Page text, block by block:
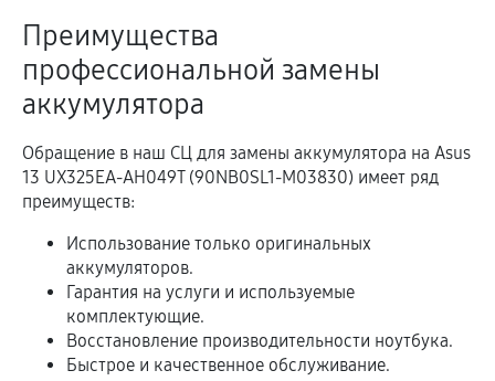
Преимущества
профессиональной замены
аккумулятора
Обращение в наш СЦ для замены аккумулятора на Asus
13 UX325EA-AH049T (90NB0SL1-M03830) имеет ряд
преимуществ:
Использование только оригинальных
аккумуляторов.
Гарантия на услуги и используемые
комплектующие.
Восстановление производительности ноутбука.
Быстрое и качественное обслуживание.